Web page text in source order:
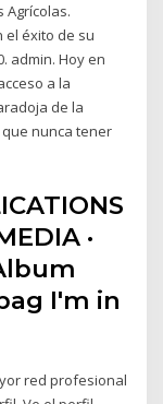
el éxito de su
admin. Hoy en
a la
de la
nunca tener
·
I'm in
red profesional